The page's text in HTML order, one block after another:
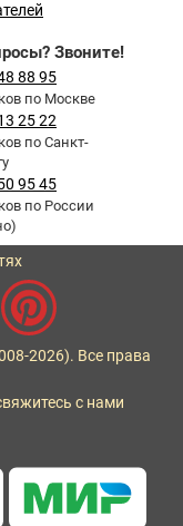
Звоните!
88 95
по Москве
25 22
по Санкт-
95 45
по России
2026). Все права
с нами